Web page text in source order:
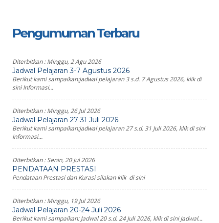
Pengumuman Terbaru
Diterbitkan :Minggu, 2 Agu 2026
Jadwal Pelajaran 3-7 Agustus 2026
Berikut kami sampaikan:jadwal pelajaran 3 s.d. 7 Agustus 2026, klik di
sini Informasi...
Diterbitkan :Minggu, 26 Jul 2026
Jadwal Pelajaran 27-31 Juli 2026
Berikut kami sampaikan:jadwal pelajaran 27 s.d. 31 Juli 2026, klik di sini
Informasi...
Diterbitkan :Senin, 20 Jul 2026
PENDATAAN PRESTASI
Pendataan Prestasi dan Kurasi silakan klik di sini
Diterbitkan :Minggu, 19 Jul 2026
Jadwal Pelajaran 20-24 Juli 2026
Berikut kami sampaikan: Jadwal 20 s.d. 24 Juli 2026, klik di sini Jadwal...